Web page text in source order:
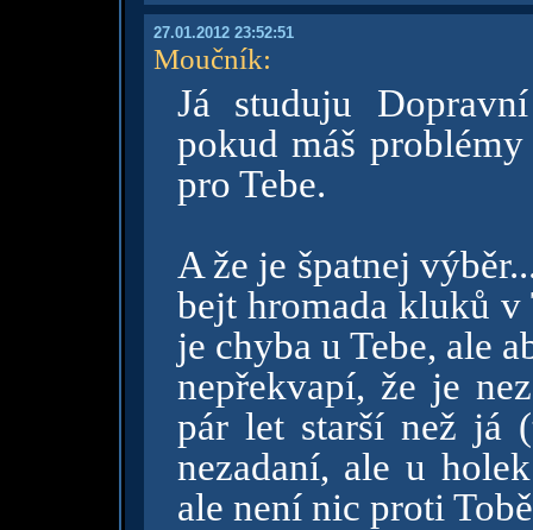
27.01.2012 23:52:51
Moučník:
Já studuju
pokud máš
pro Tebe.
A že je špatnej
bejt hromada kluků
je chyba u Tebe, ale
nepřekvapí, že je
pár let starší než já
nezadaní, ale u
ale není nic proti